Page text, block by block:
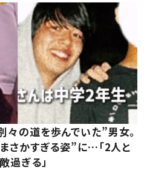
の道を歩んでいた”男女。
さかすぎる姿”に…「2人と
過ぎる」